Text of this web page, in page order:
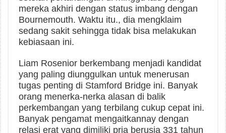
mereka akhiri dengan status imbang dengan
Bournemouth. Waktu itu., dia mengklaim
sedang sakit sehingga tidak bisa melakukan
kebiasaan ini.
Liam Rosenior berkembang menjadi kandidat
yang paling diunggulkan untuk menerusan
tugas penting di Stamford Bridge ini. Banyak
orang menerka-nerka alasan di balik
perkembangan yang terbilang cukup cepat ini.
Banyak pengamat mengaitkannay dengan
relasi erat yang dimiliki pria berusia 331 tahun